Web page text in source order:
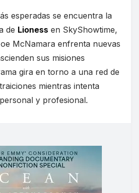
esperadas se encuentra la
de Lioness en SkyShowtime,
McNamara enfrenta nuevas
sus misiones
gira en torno a una red de
mientras intenta
y profesional.